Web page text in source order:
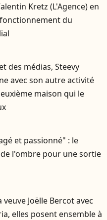
Kretz (L'Agence) en
du
des médias, Steevy
avec son autre activité
maison qui le
et passionné" : le
l'ombre pour une sortie
veuve Joëlle Bercot avec
elles posent ensemble à